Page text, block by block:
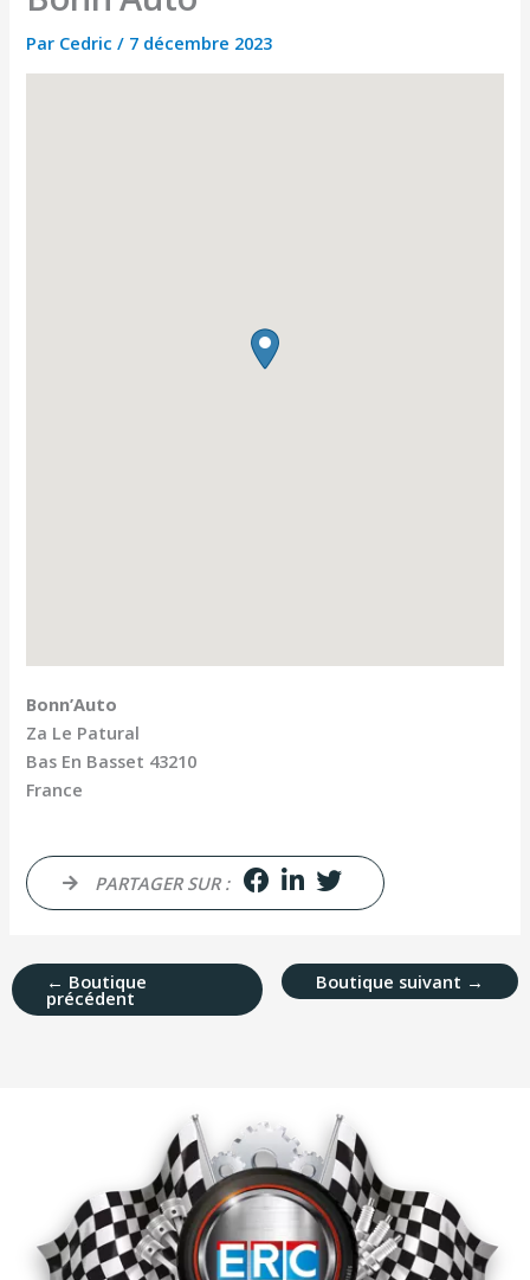
Par Cedric/ 7 décembre 2023
Bonn’Auto
Za Le Patural
Bas En Basset 43210
France
PARTAGER SUR :
← Boutique
précédent
Boutique suivant →